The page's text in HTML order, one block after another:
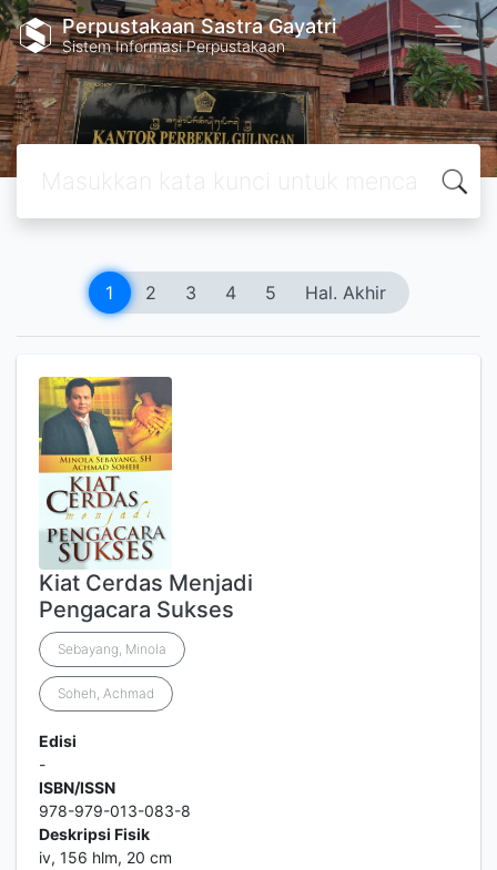
Perpustakaan Sastra Gayatri
Sistem Informasi Perpustakaan
1 2 3 4 5 Hal. Akhir
Kiat Cerdas Menjadi
Pengacara Sukses
Sebayang, Minola
Soheh, Achmad
Edisi
-
ISBN/ISSN
978-979-013-083-8
Deskripsi Fisik
iv, 156 hlm, 20 cm